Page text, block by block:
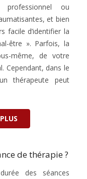
ou
et bien
facile d’identifier la
être ». Parfois, la
même, de votre
Cependant, dans le
thérapeute peut
de thérapie ?
des séances